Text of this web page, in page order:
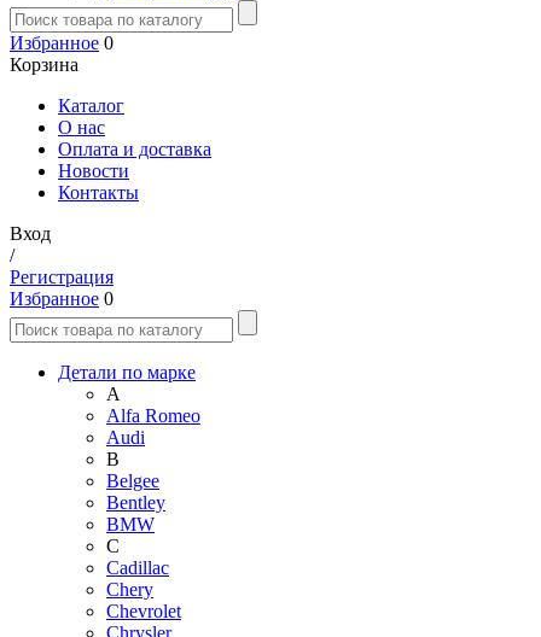
Избранное 0
Корзина
Каталог
О нас
Оплата и доставка
Новости
Контакты
Вход
/
Регистрация
Избранное 0
Детали по марке
A
Alfa Romeo
Audi
B
Belgee
Bentley
BMW
C
Cadillac
Chery
Chevrolet
Chrysler